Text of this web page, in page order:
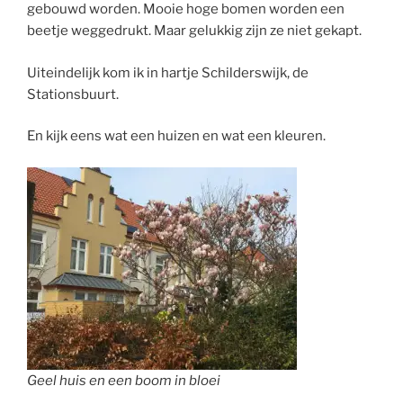
gebouwd worden. Mooie hoge bomen worden een
beetje weggedrukt. Maar gelukkig zijn ze niet gekapt.
Uiteindelijk kom ik in hartje Schilderswijk, de
Stationsbuurt.
En kijk eens wat een huizen en wat een kleuren.
Geel huis en een boom in bloei